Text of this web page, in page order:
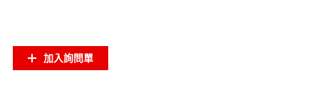
加入詢問單